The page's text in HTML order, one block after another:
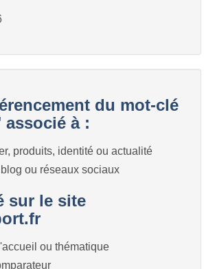
du mot-clé
à :
produits, identité ou actualité
ou réseaux sociaux
sur le site
ou thématique